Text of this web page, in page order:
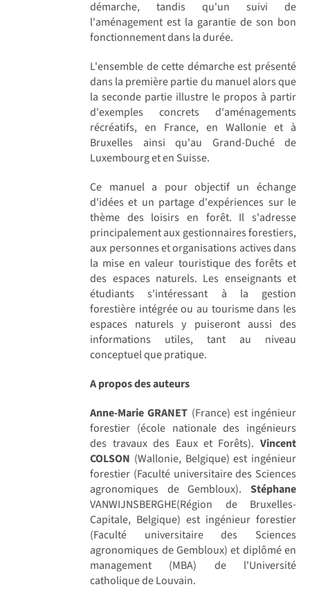
démarche, tandis qu'un suivi de
l'aménagement est la garantie de son bon
fonctionnement dans la durée.
L'ensemble de cette démarche est présenté
dans la première partie du manuel alors que
la seconde partie illustre le propos à partir
d'exemples concrets d'aménagements
récréatifs, en France, en Wallonie et à
Bruxelles ainsi qu'au Grand-Duché de
Luxembourg et en Suisse.
Ce manuel a pour objectif un échange
d'idées et un partage d'expériences sur le
thème des loisirs en forêt. Il s'adresse
principalement aux gestionnaires forestiers,
aux personnes et organisations actives dans
la mise en valeur touristique des forêts et
des espaces naturels. Les enseignants et
étudiants s'intéressant à la gestion
forestière intégrée ou au tourisme dans les
espaces naturels y puiseront aussi des
informations utiles, tant au niveau
conceptuel que pratique.
A propos des auteurs
Anne-Marie GRANET (France) est ingénieur
forestier (école nationale des ingénieurs
des travaux des Eaux et Forêts). Vincent
COLSON (Wallonie, Belgique) est ingénieur
forestier (Faculté universitaire des Sciences
agronomiques de Gembloux). Stéphane
VANWIJNSBERGHE(Région de Bruxelles-
Capitale, Belgique) est ingénieur forestier
(Faculté universitaire des Sciences
agronomiques de Gembloux) et diplômé en
management (MBA) de l'Université
catholique de Louvain.